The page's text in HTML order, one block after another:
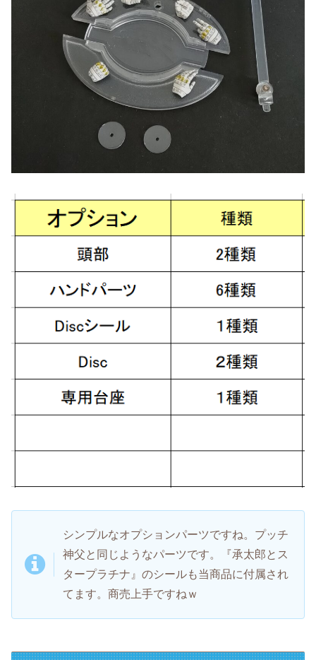
シンプルなオプションパーツですね。プッチ
神父と同じようなパーツです。『承太郎とス
タープラチナ』のシールも当商品に付属され
てます。商売上手ですねｗ